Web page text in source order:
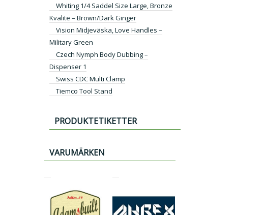
Whiting 1/4 Saddel Size Large, Bronze
Kvalite – Brown/Dark Ginger
Vision Midjeväska, Love Handles –
Military Green
Czech Nymph Body Dubbing –
Dispenser 1
Swiss CDC Multi Clamp
Tiemco Tool Stand
PRODUKTETIKETTER
VARUMÄRKEN